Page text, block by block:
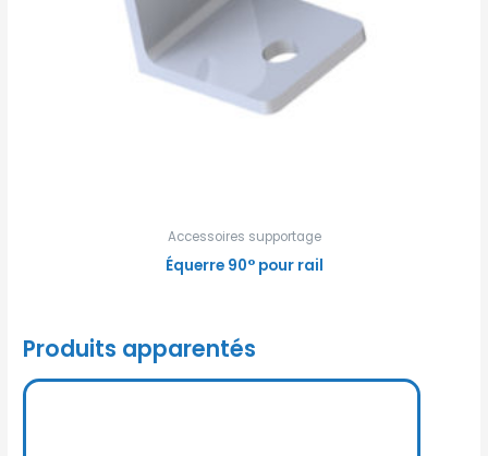
Accessoires supportage
Équerre 90° pour rail
Produits apparentés